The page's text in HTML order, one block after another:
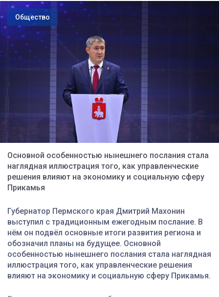
Общество
Основной особенностью нынешнего послания стала
наглядная иллюстрация того, как управленческие
решения влияют на экономику и социальную сферу
Прикамья
Губернатор Пермского края Дмитрий Махонин
выступил с традиционным ежегодным послание. В
нём он подвёл основные итоги развития региона и
обозначил планы на будущее. Основной
особенностью нынешнего послания стала наглядная
иллюстрация того, как управленческие решения
влияют на экономику и социальную сферу Прикамья.